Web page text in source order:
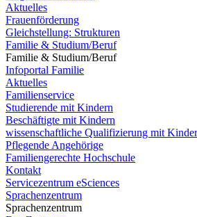
Aktuelles
Frauenförderung
Gleichstellung: Strukturen
Familie & Studium/Beruf
Familie & Studium/Beruf
Infoportal Familie
Aktuelles
Familienservice
Studierende mit Kindern
Beschäftigte mit Kindern
wissenschaftliche Qualifizierung mit
Pflegende Angehörige
Familiengerechte Hochschule
Kontakt
Servicezentrum eSciences
Sprachenzentrum
Sprachenzentrum